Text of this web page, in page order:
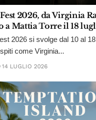
2026, da Virginia
a Mattia Torre il 18
2026 si svolge dal 10 al
come Virginia...
14 LUGLIO 2026